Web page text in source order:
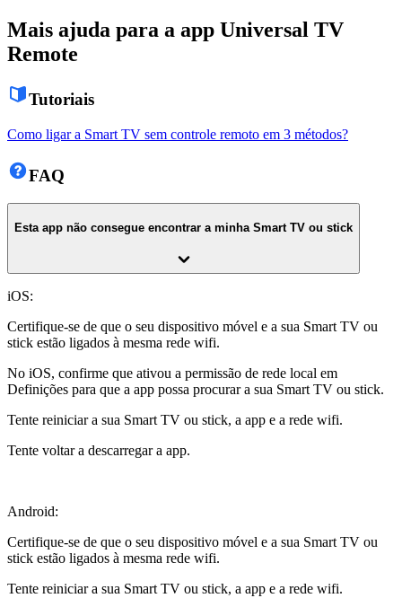
Mais ajuda para a app Universal TV
Remote
Tutoriais
Como ligar a Smart TV sem controle remoto em 3 métodos?
FAQ
Esta app não consegue encontrar a minha Smart TV ou stick
iOS:
Certifique-se de que o seu dispositivo móvel e a sua Smart TV ou
stick estão ligados à mesma rede wifi.
No iOS, confirme que ativou a permissão de rede local em
Definições para que a app possa procurar a sua Smart TV ou stick.
Tente reiniciar a sua Smart TV ou stick, a app e a rede wifi.
Tente voltar a descarregar a app.
Android:
Certifique-se de que o seu dispositivo móvel e a sua Smart TV ou
stick estão ligados à mesma rede wifi.
Tente reiniciar a sua Smart TV ou stick, a app e a rede wifi.